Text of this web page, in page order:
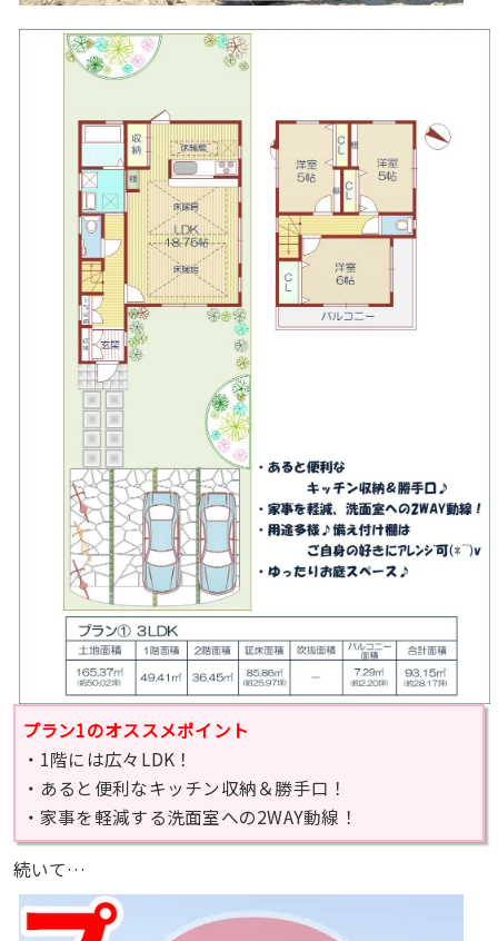
プラン1のオススメポイント
・1階には広々LDK！
・あると便利なキッチン収納＆勝手口！
・家事を軽減する洗面室への2WAY動線！
続いて…